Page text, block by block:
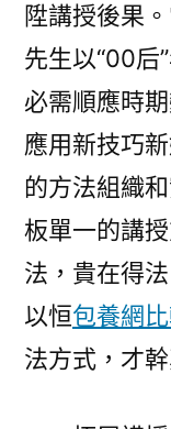
陞講授後果
先生以“00后
必需順應時
應用新技巧
的方法組織
板單一的講
法，貴在得
以恒包養網
法方式，才